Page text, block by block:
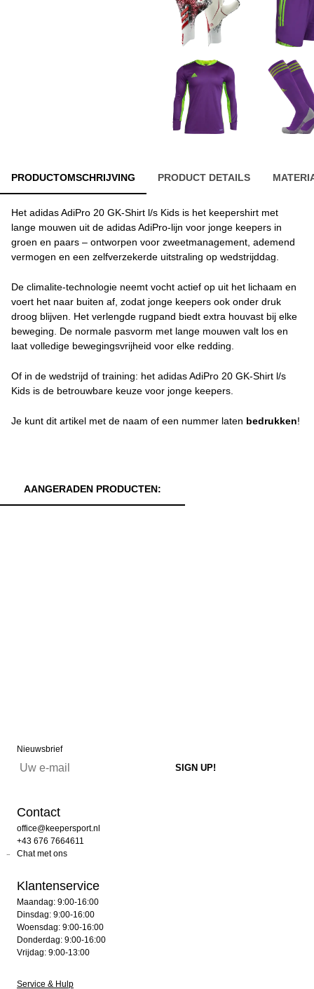
PRODUCTOMSCHRIJVING PRODUCT DETAILS
Het adidas AdiPro 20 GK-Shirt l/s Kids is het keepershirt met
lange mouwen uit de adidas AdiPro-lijn voor jonge keepers in
groen en paars – ontworpen voor zweetmanagement, ademend
vermogen en een zelfverzekerde uitstraling op wedstrijddag.
De climalite-technologie neemt vocht actief op uit het lichaam en
voert het naar buiten af, zodat jonge keepers ook onder druk
droog blijven. Het verlengde rugpand biedt extra houvast bij elke
beweging. De normale pasvorm met lange mouwen valt los en
laat volledige bewegingsvrijheid voor elke redding.
Of in de wedstrijd of training: het adidas AdiPro 20 GK-Shirt l/s
Kids is de betrouwbare keuze voor jonge keepers.
Je kunt dit artikel met de naam of een nummer laten bedrukken!
AANGERADEN PRODUCTEN:
Nieuwsbrief
Contact
office@keepersport.nl
+43 676 7664611
Chat met ons
Klantenservice
Maandag: 9:00-16:00
Dinsdag: 9:00-16:00
Woensdag: 9:00-16:00
Donderdag: 9:00-16:00
Vrijdag: 9:00-13:00
Service & Hulp